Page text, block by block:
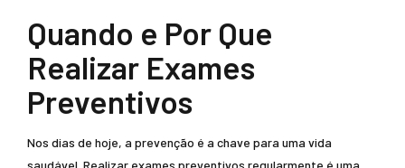
Quando e Por Que
Realizar Exames
Preventivos
Nos dias de hoje, a prevenção é a chave para uma vida
saudável. Realizar exames preventivos regularmente é uma